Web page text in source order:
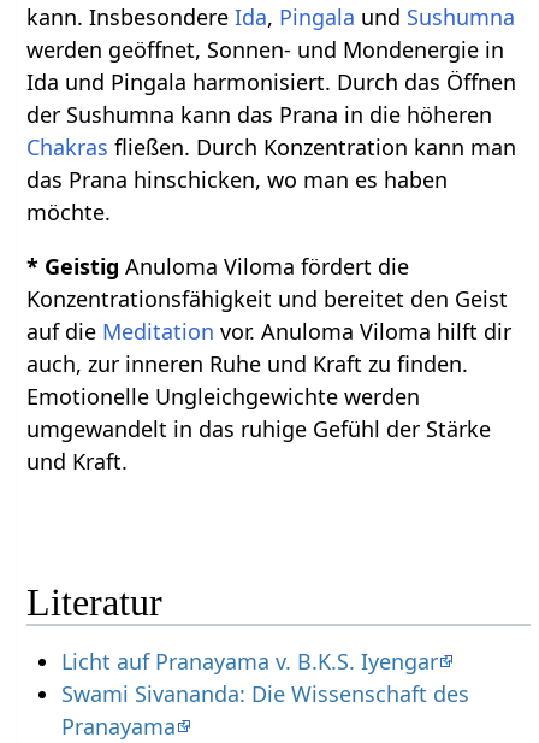
kann. InsbesondereIda, Pingala und Sushumna
werden geöffnet, Sonnen- und Mondenergie in
Ida und Pingala harmonisiert. Durch das Öffnen
der Sushumna kann das Prana in die höheren
Chakras fließen. Durch Konzentration kann man
das Prana hinschicken, wo man es haben
möchte.
* Geistig Anuloma Viloma fördert die
Konzentrationsfähigkeit und bereitet den Geist
auf die Meditation vor. Anuloma Viloma hilft dir
auch, zur inneren Ruhe und Kraft zu finden.
Emotionelle Ungleichgewichte werden
umgewandelt in das ruhige Gefühl der Stärke
und Kraft.
Literatur
Licht auf Pranayama v. B.K.S. Iyengar
Swami Sivananda: Die Wissenschaft des
Pranayama